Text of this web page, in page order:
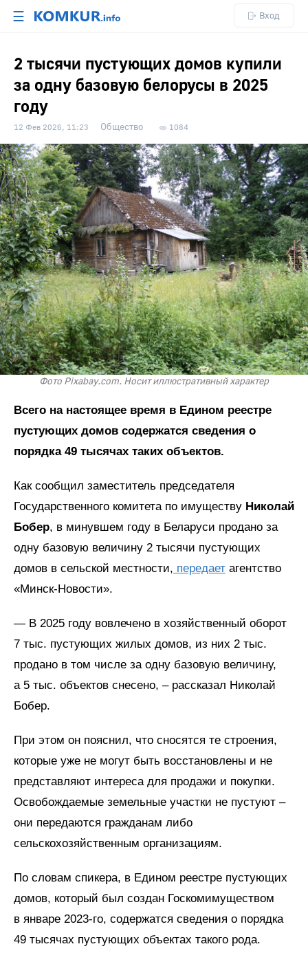
☰ Вход
2 тысячи пустующих домов купили
за одну базовую белорусы в 2025
году
12 Фев 2026, 11:23 Общество 1084
Фото Pixabay.com. Носит иллюстративный характер
Всего на настоящее время в Едином реестре
пустующих домов содержатся сведения о
порядка 49 тысячах таких объектов.
Как сообщил заместитель председателя
Государственного комитета по имуществу Николай
Бобер, в минувшем году в Беларуси продано за
одну базовую величину 2 тысячи пустующих
домов в сельской местности, передает агентство
«Минск-Новости».
— В 2025 году вовлечено в хозяйственный оборот
7 тыс. пустующих жилых домов, из них 2 тыс.
продано в том числе за одну базовую величину,
а 5 тыс. объектов снесено, – рассказал Николай
Бобер.
При этом он пояснил, что сносятся те строения,
которые уже не могут быть восстановлены и не
представляют интереса для продажи и покупки.
Освобождаемые земельные участки не пустуют –
они передаются гражданам либо
сельскохозяйственным организациям.
По словам спикера, в Едином реестре пустующих
домов, который был создан Госкомимуществом
в январе 2023-го, содержатся сведения о порядка
49 тысячах пустующих объектах такого рода.